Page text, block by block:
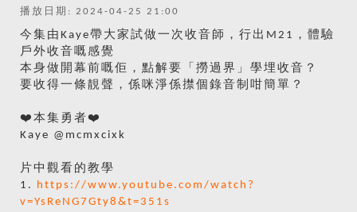
播放日期: 2024-04-25 21:00
今集由Kaye帶大家試做一次收音師，行出M21，體驗
戶外收音嘅感覺
本身做開幕前嘅佢，點解要「撈過界」學埋收音？
要收得一條靚聲，係咪淨係㩒個錄音制咁簡單？
❤️本集勇者❤️
Kaye @mcmxcixk
片中觀看的教學
1. https://www.youtube.com/watch?
v=YsReNG7Gty8&t=351s